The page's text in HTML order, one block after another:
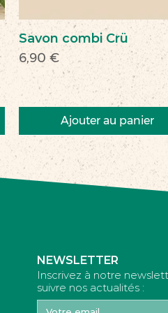
Savon combi Crü
Prix
6,90 €
Ajouter au panier
Nouveau
Nouveau
NEWSLETTER
Inscrivez à notre
suivre nos actualités :